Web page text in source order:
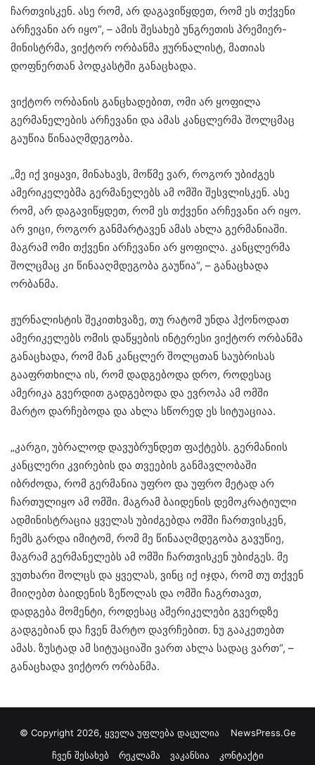
ჩართვისკენ. ასე რომ, არ დაგავიწყდეთ, რომ ეს თქვენი
არჩევანი არ იყო“, – ამის შესახებ უნგრეთის პრემიერ-
მინისტრმა, ვიქტორ ორბანმა ჟურნალისტ, მათიას
დოფნერთან პოდკასტში განაცხადა.
ვიქტორ ორბანის განცხადებით, ომი არ ყოფილა
გერმანელების არჩევანი და ამას კანცლერმა შოლცმაც
გაუწია წინააღმდეგობა.
„მე იქ ვიყავი, მინახავს, მოწმე ვარ, როგორ უბიძგეს
ამერიკელებმა გერმანელებს ამ ომში შესვლისკენ. ასე
რომ, არ დაგავიწყდეთ, რომ ეს თქვენი არჩევანი არ იყო.
არ ვიცი, როგორ განმარტავენ ამას ახლა გერმანიაში.
მაგრამ ომი თქვენი არჩევანი არ ყოფილა. კანცლერმა
შოლცმაც კი წინააღმდეგობა გაუწია“, – განაცხადა
ორბანმა.
ჟურნალისტის შეკითხვაზე, თუ რატომ უნდა ჰქონოდათ
ამერიკელებს ომის დაწყების ინტერესი ვიქტორ ორბანმა
განაცხადა, რომ მან კანცლერ შოლცთან საუბრისას
გააფრთხილა ის, რომ დადგებოდა დრო, როდესაც
ამერიკა გვერდით გადგებოდა და ევროპა ამ ომში
მარტო დარჩებოდა და ახლა სწორედ ეს სიტუაციაა.
„კარგი, უბრალოდ დავუბრუნდეთ ფაქტებს. გერმანიის
კანცლერი კვირების და თვეების განმავლობაში
იბრძოდა, რომ გერმანია უფრო და უფრო მეტად არ
ჩართულიყო ამ ომში. მაგრამ ბაიდენის დემოკრატიული
ადმინისტრაცია ყველას უბიძგებდა ომში ჩართვისკენ,
ჩემს გარდა იმიტომ, რომ მე წინააღმდეგობა გავუწიე,
მაგრამ გერმანელებს ამ ომში ჩართვისკენ უბიძგეს. მე
ვუთხარი შოლცს და ყველას, ვინც იქ იჯდა, რომ თუ თქვენ
მიიღებთ ბაიდენის ზეწოლას და ომში ჩაგრთავთ,
დადგება მომენტი, როდესაც ამერიკელები გვერდზე
გადგებიან და ჩვენ მარტო დავრჩებით. ნუ გააკეთებთ
ამას. ზუსტად ამ სიტუაციაში ვართ ახლა სადაც ვართ“, –
განაცხადა ვიქტორ ორბანმა.
© Copyright 2026, ყველა უფლება დაცულია NewsPress.Ge
ჩვენ შესახებ
რეკლამა ვაკანსია კონტაქტი